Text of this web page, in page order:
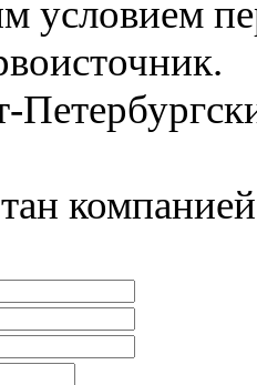
условием